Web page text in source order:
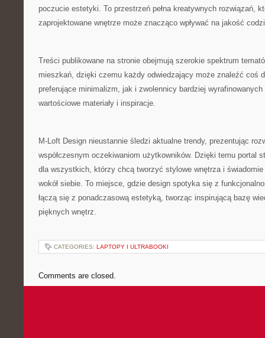
poczucie estetyki. To przestrzeń pełna kreatywnych rozwiązań,
zaprojektowane wnętrze może znacząco wpływać na jakość
Treści publikowane na stronie obejmują szerokie spektrum
mieszkań, dzięki czemu każdy odwiedzający może znaleźć coś
preferujące minimalizm, jak i zwolennicy bardziej
wartościowe materiały i inspiracje.
M-Loft Design nieustannie śledzi aktualne trendy, prezentując
współczesnym oczekiwaniom użytkowników. Dzięki temu portal
dla wszystkich, którzy chcą tworzyć stylowe wnętrza i świadomie
wokół siebie. To miejsce, gdzie design spotyka się z
łączą się z ponadczasową estetyką, tworząc inspirującą bazę
pięknych wnętrz.
CATEGORIES: LAPTOPY I ULTRABOOKI
Comments are closed.